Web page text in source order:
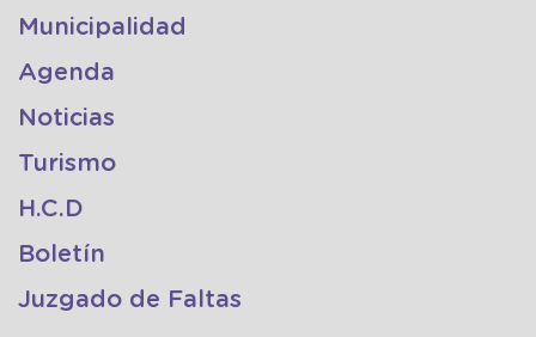
Municipalidad
Agenda
Noticias
Turismo
H.C.D
Boletín
Juzgado de Faltas